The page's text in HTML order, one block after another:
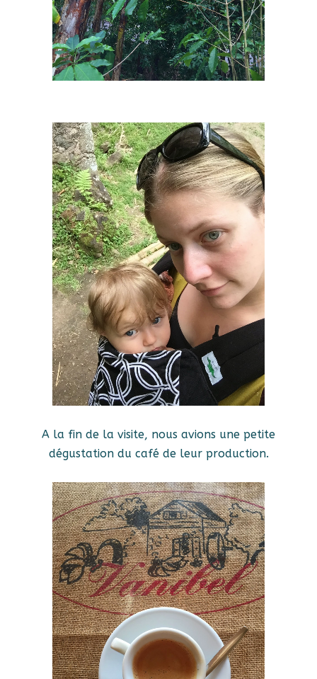
A la fin de la visite, nous avions une petite
dégustation du café de leur production.